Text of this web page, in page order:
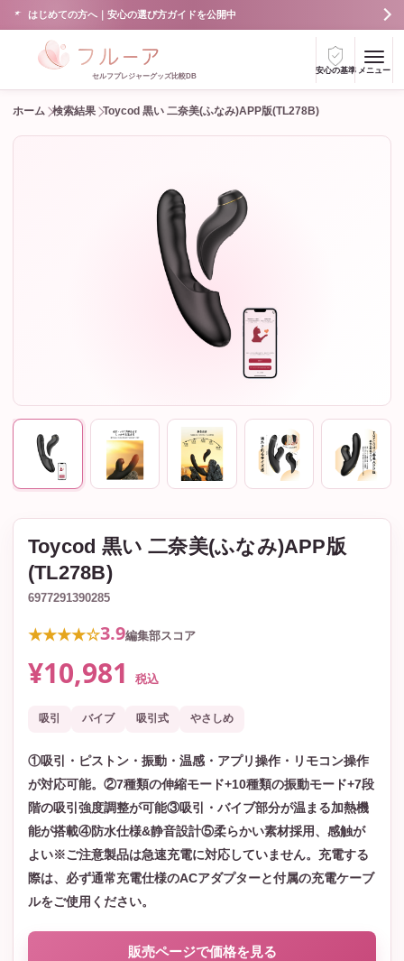
はじめての方へ｜安心の選び方ガイドを公開中
セルフプレジャーグッズ比較DB
安心の基準 メニュー
ホーム 検索結果 Toycod 黒い 二奈美(ふなみ)APP版(TL278B)
Toycod 黒い 二奈美(ふなみ)APP版
(TL278B)
6977291390285
★★★★☆3.9編集部スコア
¥10,981 税込
吸引 バイブ 吸引式 やさしめ
①吸引・ピストン・振動・温感・アプリ操作・リモコン操作
が対応可能。②7種類の伸縮モード+10種類の振動モード+7段
階の吸引強度調整が可能③吸引・バイブ部分が温まる加熱機
能が搭載④防水仕様&静音設計⑤柔らかい素材採用、感触が
よい※ご注意製品は急速充電に対応していません。充電する
際は、必ず通常充電仕様のACアダプターと付属の充電ケーブ
ルをご使用ください。
販売ページで価格を見る